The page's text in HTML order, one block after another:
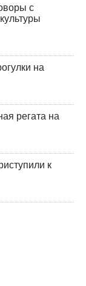
с
на
регата на
к